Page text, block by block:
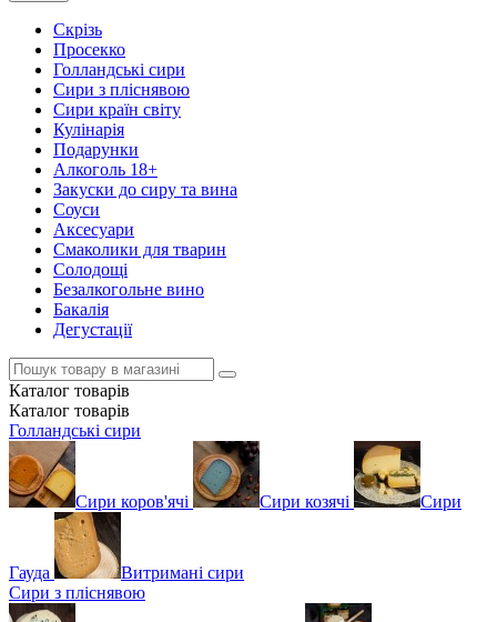
Скрізь
Просекко
Голландські сири
Сири з пліснявою
Сири країн світу
Кулінарія
Подарунки
Алкоголь 18+
Закуски до сиру та вина
Соуси
Аксесуари
Смаколики для тварин
Солодощі
Безалкогольне вино
Бакалія
Дегустації
Каталог товарів
Каталог товарів
Голландські сири
Сири коров'ячі Сири козячі Сири
Гауда
Витримані сири
Сири з пліснявою